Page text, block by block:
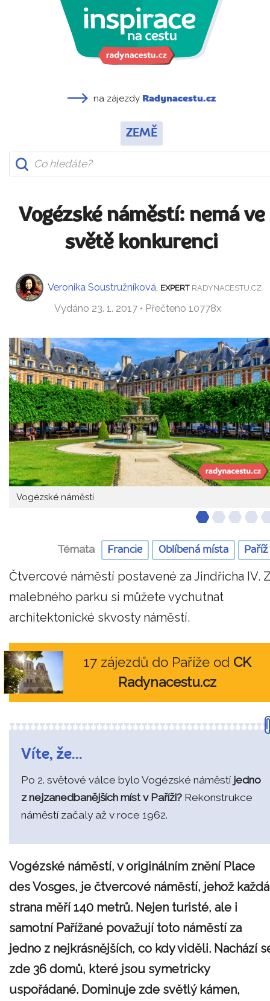
na zájezdy Radynacestu.cz
ZEMĚ
Vogézské náměstí: nemá ve
světě konkurenci
Veronika Soustružníková EXPERT RADYNACESTU.CZ
Vydáno 23. 1. 2017 • Přečteno 10778x
Vogézské náměstí
Témata Francie Oblíbená místa Paříž
Čtvercové náměstí postavené za Jindřicha IV.
malebného parku si můžete vychutnat
architektonické skvosty náměstí.
17 zájezdů do Paříže od CK
Radynacestu.cz
Víte, že...
Po 2. světové válce bylo Vogézské náměstí jedno
z nejzanedbanějších míst v Paříži? Rekonstrukce
náměstí začaly až v roce 1962.
Vogézské náměstí, v originálním znění Place
des Vosges, je čtvercové náměstí, jehož každá
strana měří 140 metrů. Nejen turisté, ale i
samotní Pařížané považují toto náměstí za
jedno z nejkrásnějších, co kdy viděli. Nachází
zde 36 domů, které jsou symetricky
uspořádané. Dominuje zde světlý kámen,